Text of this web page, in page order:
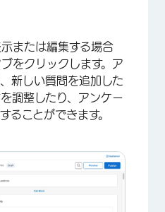
×
または編集する場合
をクリックします。ア
新しい質問を追加した
調整したり、アンケー
ることができます。